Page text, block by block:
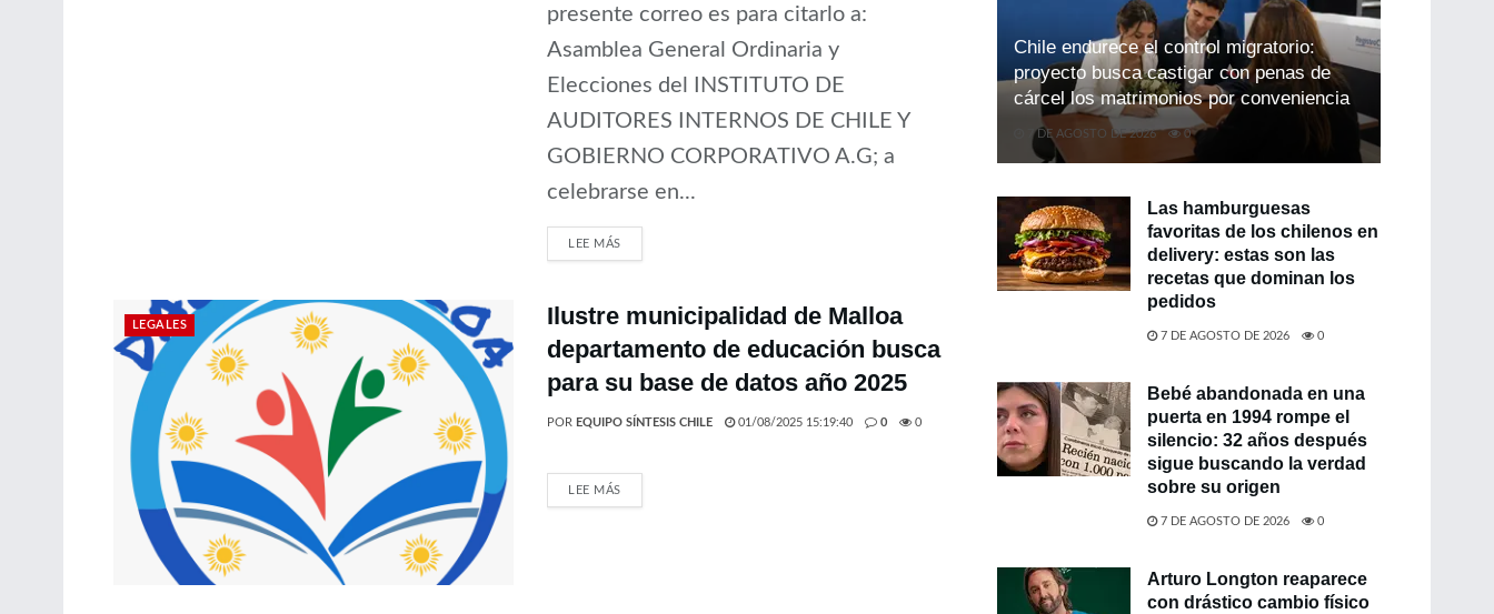
presente correo es para citarlo a:
Asamblea General Ordinaria y
Elecciones del INSTITUTO DE
AUDITORES INTERNOS DE CHILE Y
GOBIERNO CORPORATIVO A.G; a
celebrarse en...
LEE MÁS
LEGALES
Ilustre municipalidad de Malloa
departamento de educación busca
para su base de datos año 2025
POR EQUIPO SÍNTESIS CHILE 01/08/2025 15:19:40 0 0
LEE MÁS
Chile endurece el control migratorio:
proyecto busca castigar con penas de
cárcel los matrimonios por conveniencia
7 DE AGOSTO DE 2026 0
Las hamburguesas
favoritas de los chilenos en
delivery: estas son las
recetas que dominan los
pedidos
7 DE AGOSTO DE 2026 0
Bebé abandonada en una
puerta en 1994 rompe el
silencio: 32 años después
sigue buscando la verdad
sobre su origen
7 DE AGOSTO DE 2026 0
Arturo Longton reaparece
con drástico cambio físico